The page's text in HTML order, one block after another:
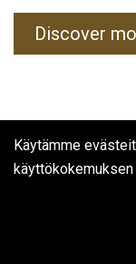
Hyödyllisiä
Discover
Käytämme